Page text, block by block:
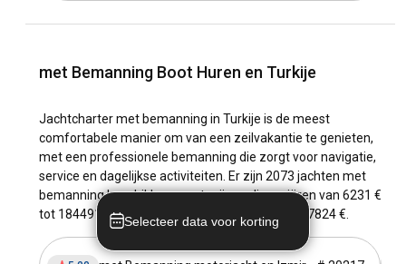
met Bemanning Boot Huren en Turkije
Jachtcharter met bemanning in Turkije is de meest
comfortabele manier om van een zeilvakantie te genieten,
met een professionele bemanning die zorgt voor navigatie,
service en dagelijkse activiteiten. Er zijn 2073 jachten met
bemanning beschikbaar, met prijzen die variëren van 6231 €
tot 1844913 € per week, gemiddeld ongeveer 57824 €.
Selecteer data voor korting